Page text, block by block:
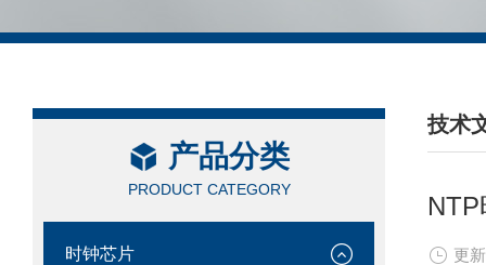
产品分类
PRODUCT CATEGORY
时钟芯片
技术
/
更